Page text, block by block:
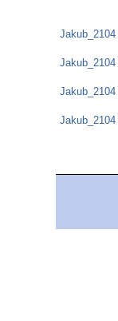
Jakub_2104
Jakub_2104
Jakub_2104
Jakub_2104